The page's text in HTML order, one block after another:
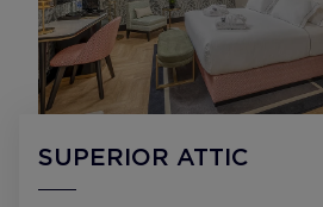
SUPERIOR ATTIC